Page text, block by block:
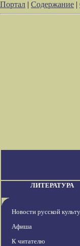
Портал | Содержание |
ЛИТЕРАТУРА
Новости русской
Афиша
К читателю